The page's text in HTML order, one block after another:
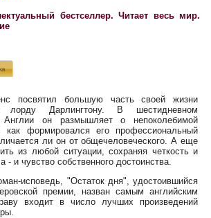
бестселлер. Читает весь мир.
посвятил большую часть своей жизни
лорду Дарлингтону. В шестидневном
Англии он размышляет о непоколебимой
как формировался его профессиональный
ли он от общечеловеческого. А еще
из любой ситуации, сохраняя четкость и
- и чувство собственного достоинства.
исповедь, "Остаток дня", удостоившийся
премии, назван самым английским
входит в число лучших произведений